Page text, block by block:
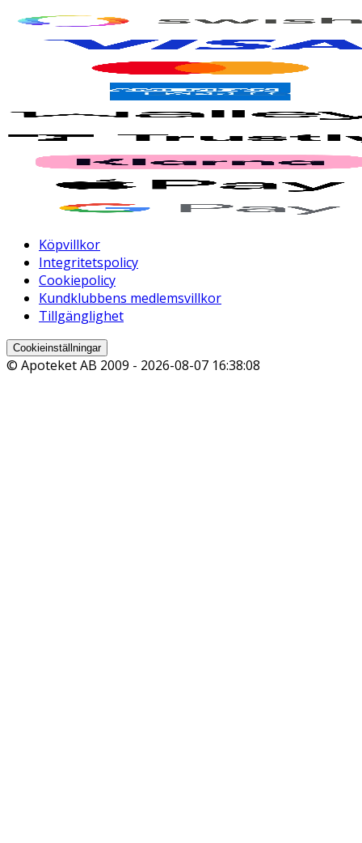
Köpvillkor
Integritetspolicy
Cookiepolicy
Kundklubbens medlemsvillkor
Tillgänglighet
Cookieinställningar
© Apoteket AB 2009 - 2026-08-07 16:38:08